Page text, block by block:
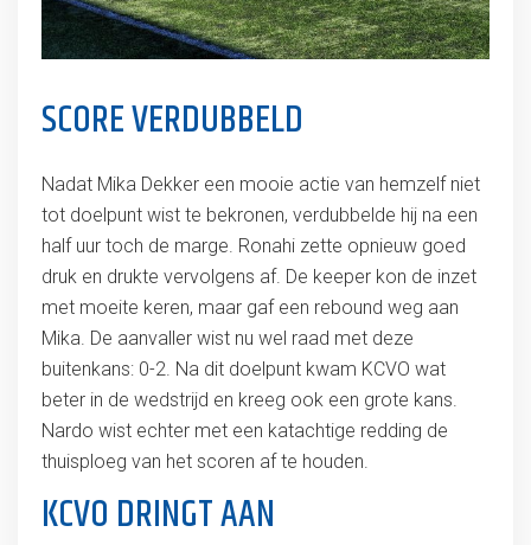
SCORE VERDUBBELD
Nadat Mika Dekker een mooie actie van hemzelf niet
tot doelpunt wist te bekronen, verdubbelde hij na een
half uur toch de marge. Ronahi zette opnieuw goed
druk en drukte vervolgens af. De keeper kon de inzet
met moeite keren, maar gaf een rebound weg aan
Mika. De aanvaller wist nu wel raad met deze
buitenkans: 0-2. Na dit doelpunt kwam KCVO wat
beter in de wedstrijd en kreeg ook een grote kans.
Nardo wist echter met een katachtige redding de
thuisploeg van het scoren af te houden.
KCVO DRINGT AAN